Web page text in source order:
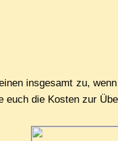
ins­ge­samt zu,
euch die Kos­ten zur